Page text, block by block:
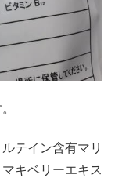
テイン含有マリ
キベリーエキス